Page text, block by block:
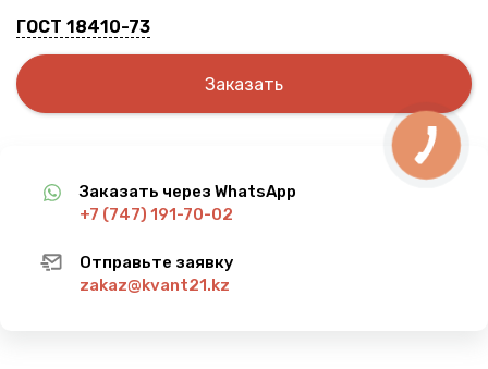
ГОСТ 18410-73
Заказать
Заказать через WhatsApp
+7 (747) 191-70-02
Отправьте заявку
zakaz@kvant21.kz